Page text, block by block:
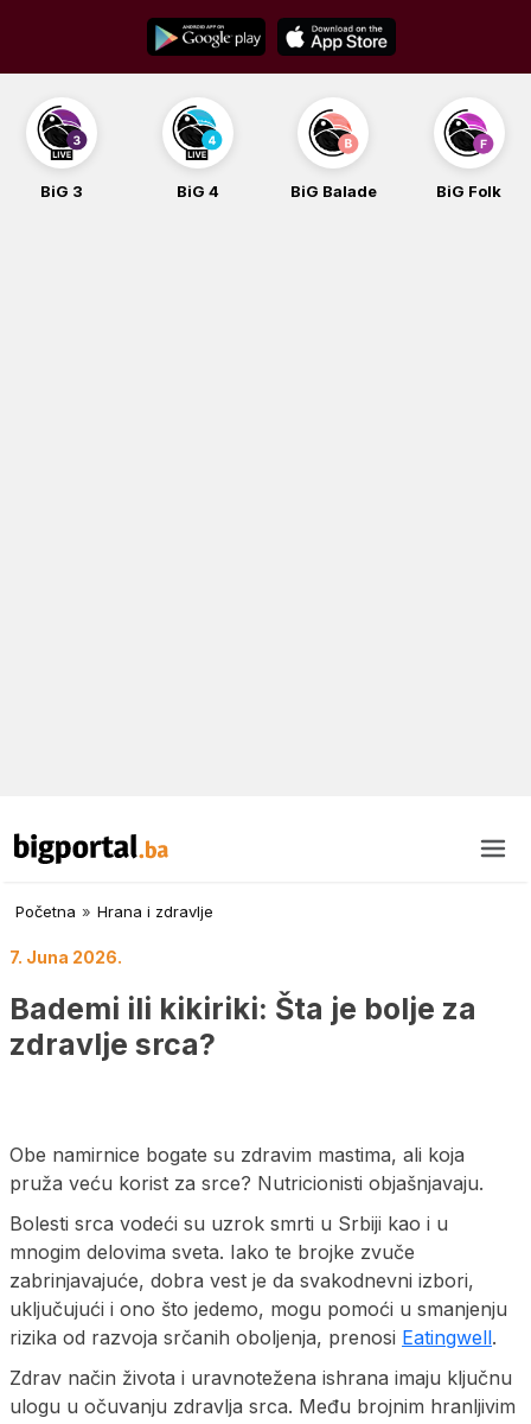
content
BiG Balade BiG Folk BiG
Početna » Hrana i zdravlje
7. Juna 2026.
Bademi ili kikiriki: Šta je bolje za
zdravlje srca?
Obe namirnice bogate su zdravim mastima, ali koja
pruža veću korist za srce? Nutricionisti objašnjavaju.
Bolesti srca vodeći su uzrok smrti u Srbiji kao i u
mnogim delovima sveta. Iako te brojke zvuče
zabrinjavajuće, dobra vest je da svakodnevni izbori,
uključujući i ono što jedemo, mogu pomoći u smanjenju
rizika od razvoja srčanih oboljenja, prenosi Eatingwell.
Zdrav način života i uravnotežena ishrana imaju ključnu
ulogu u očuvanju zdravlja srca. Među brojnim hranljivim